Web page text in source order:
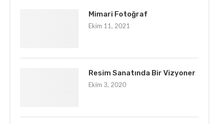
Mimari Fotoğraf
Ekim 11, 2021
Resim Sanatında Bir Vizyoner
Ekim 3, 2020